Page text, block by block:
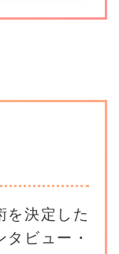
を決定した
ビュー・